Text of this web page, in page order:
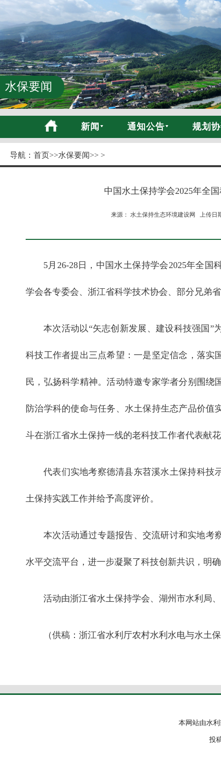
水保要闻
新闻 通知公告 规划
导航： 首页>>水保要闻>> >
中国水土保持学会2025年全
来源： 水土保持生态环境建设网 上传日
5月26-28日，中国水土保持学会2025年全
学会各专委会、浙江省科学技术协会、部分兄弟
本次活动以“矢志创新发展、建设科技强国”
科技工作者提出三点希望：一是坚定信念，落实
民，弘扬科学精神。活动特邀专家学者分别围
防治学科的使命与任务、水土保持生态产品价
斗在浙江省水土保持一线的老科技工作者代表献
代表们实地考察德清县东苕溪水土保持科
土保持实践工作并给予高度评价。
本次活动通过专题报告、交流研讨和实地考
水平交流平台，进一步凝聚了科技创新共识，明
活动由浙江省水土保持学会、湖州市水利局
（供稿：浙江省水利厅农村水利水电与水土
本网站由水
投